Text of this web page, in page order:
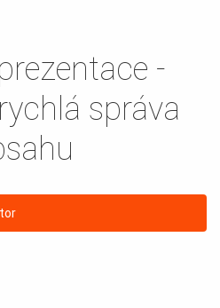
-
správa